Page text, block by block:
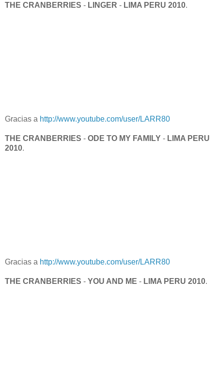
THE CRANBERRIES - LINGER - LIMA PERU 2010.
Gracias a http://www.youtube.com/user/LARR80
THE CRANBERRIES - ODE TO MY FAMILY - LIMA PERU
2010.
Gracias a http://www.youtube.com/user/LARR80
THE CRANBERRIES - YOU AND ME - LIMA PERU 2010.